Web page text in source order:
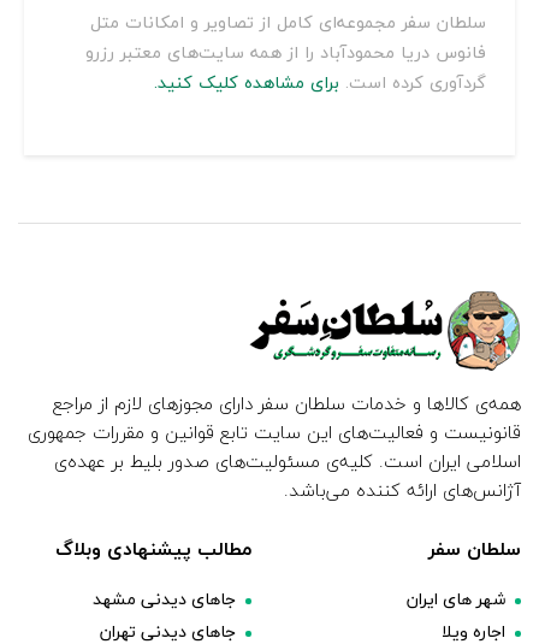
سلطان سفر مجموعه‌ای کامل از تصاویر و امکانات متل
فانوس دریا محمودآباد را از همه سایت‌های معتبر رزرو
گردآوری کرده است. برای مشاهده کلیک کنید.
همه‌ی کالاها و خدمات سلطان سفر دارای مجوزهای لازم از مراجع
قانونیست و فعالیت‌های این سایت تابع قوانین و مقررات جمهوری
اسلامی ایران است. کلیه‌ی مسئولیت‌های صدور بلیط بر عهده‌ی
آژانس‌های ارائه کننده می‌باشد.
سلطان سفر
شهر های ایران
اجاره ویلا
مطالب پیشنهادی وبلاگ
جاهای دیدنی مشهد
جاهای دیدنی تهران